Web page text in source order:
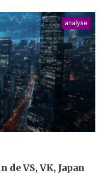
analyse
VS, VK, Japan